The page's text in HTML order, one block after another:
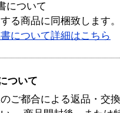
について
る商品に同梱致します。
について詳細はこちら
ついて
ご都合による返品・交